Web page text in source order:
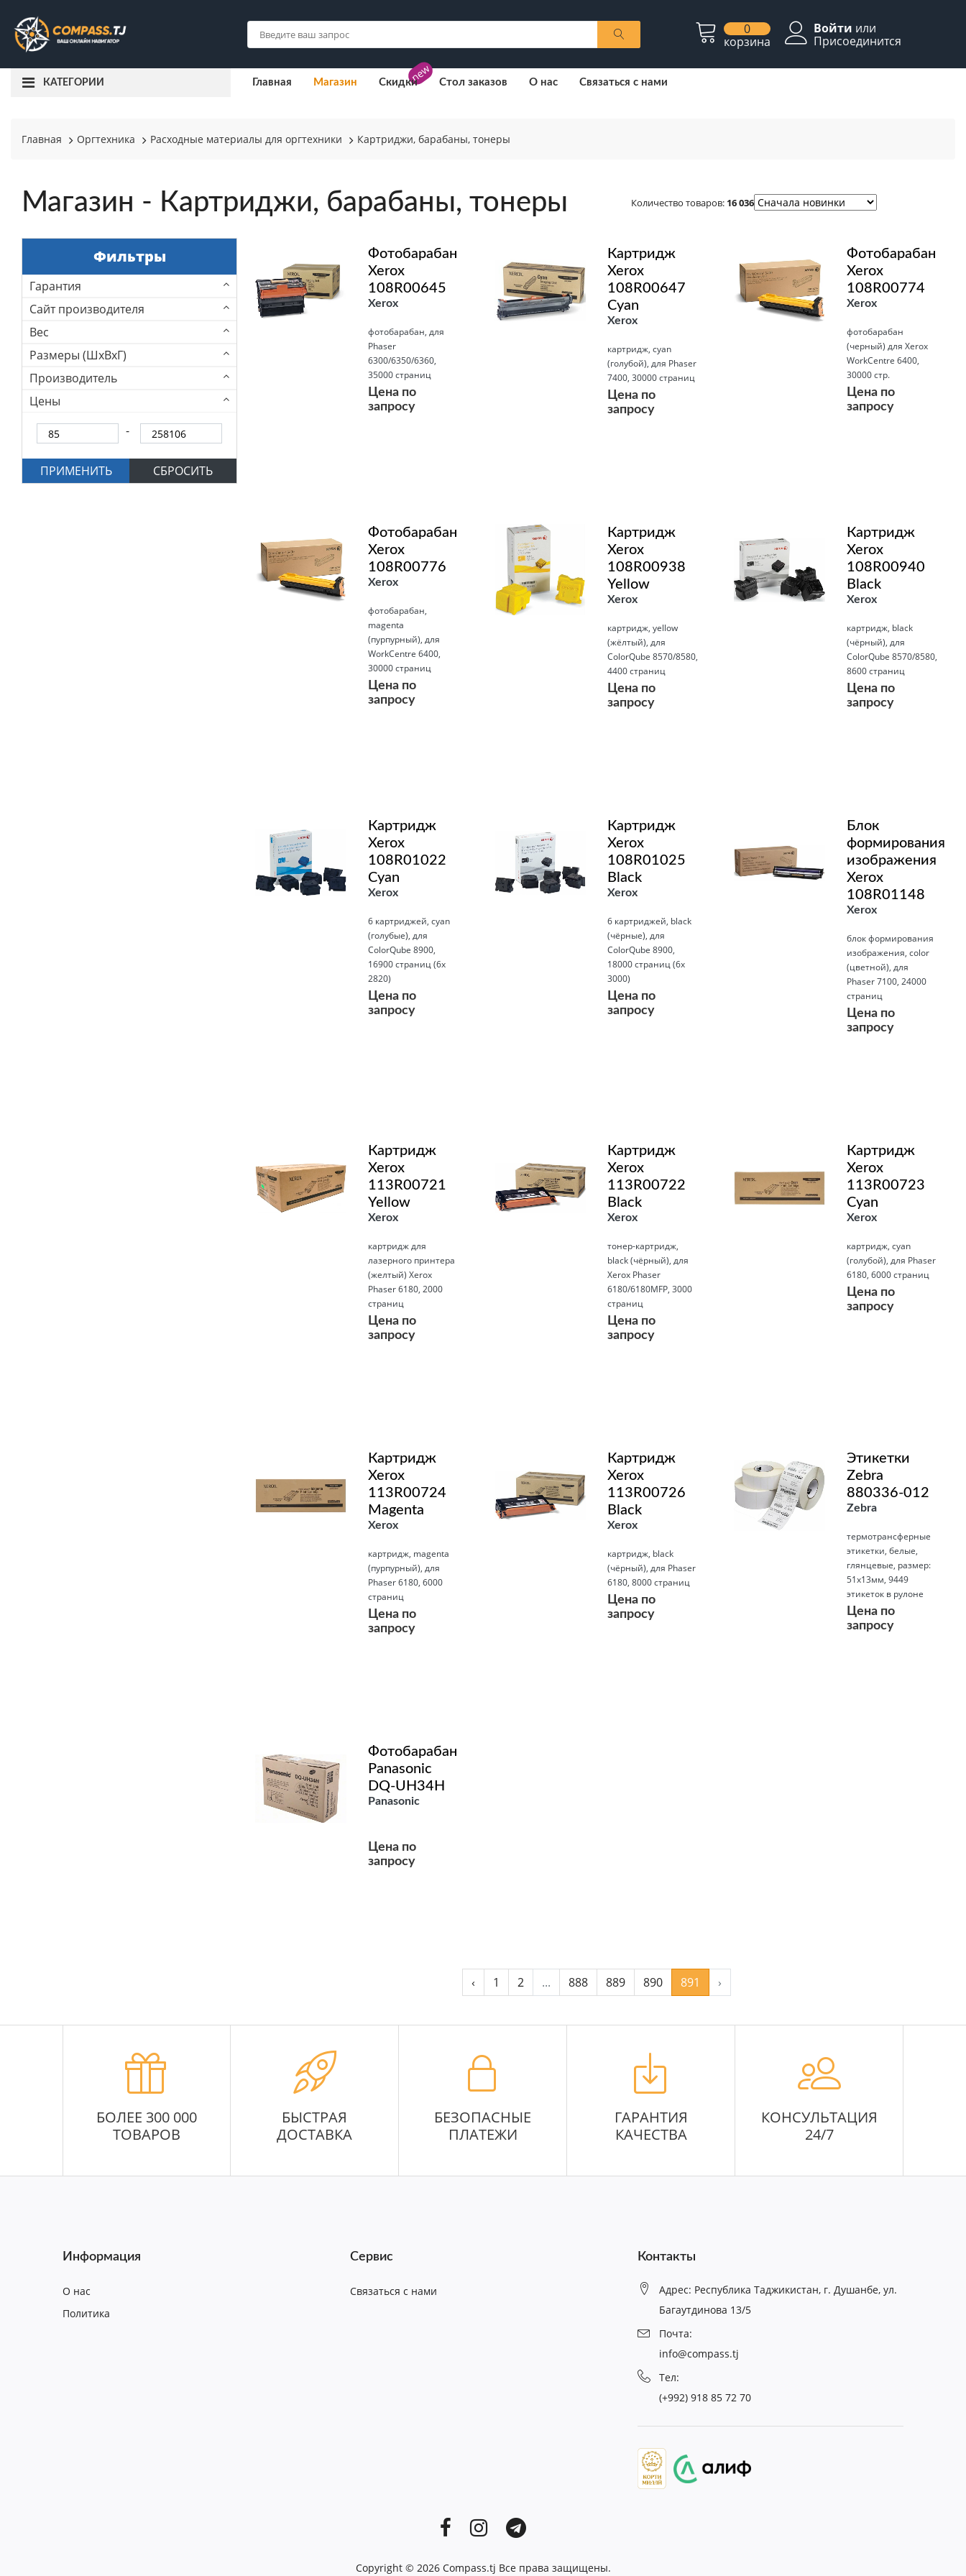
0
корзина
Войти или
Присоединится
КАТЕГОРИИ Главная Магазин new
Скидки Стол заказов О нас Связаться с нами
Главная Оргтехника Расходные материалы для оргтехники Картриджи, барабаны, тонеры
Магазин - Картриджи, барабаны, тонеры Количество товаров: 16 036
Фильтры
Гарантия
Сайт производителя
Вес
Размеры (ШхВхГ)
Производитель
Цены
ПРИМЕНИТЬ СБРОСИТЬ
Фотобарабан
Xerox
108R00645
Xerox
фотобарабан, для
Phaser
6300/6350/6360,
35000 страниц
Цена по
запросу
Картридж
Xerox
108R00647
Cyan
Xerox
картридж, cyan
(голубой), для Phaser
7400, 30000 страниц
Цена по
запросу
Фотобарабан
Xerox
108R00774
Xerox
фотобарабан
(черный) для Xerox
WorkCentre 6400,
30000 стр.
Цена по
запросу
Фотобарабан
Xerox
108R00776
Xerox
фотобарабан,
magenta
(пурпурный), для
WorkCentre 6400,
30000 страниц
Цена по
запросу
Картридж
Xerox
108R00938
Yellow
Xerox
картридж, yellow
(жёлтый), для
ColorQube 8570/8580,
4400 страниц
Цена по
запросу
Картридж
Xerox
108R00940
Black
Xerox
картридж, black
(чёрный), для
ColorQube 8570/8580,
8600 страниц
Цена по
запросу
Картридж
Xerox
108R01022
Cyan
Xerox
6 картриджей, cyan
(голубые), для
ColorQube 8900,
16900 страниц (6x
2820)
Цена по
запросу
Картридж
Xerox
108R01025
Black
Xerox
6 картриджей, black
(чёрные), для
ColorQube 8900,
18000 страниц (6x
3000)
Цена по
запросу
Блок
формирования
изображения
Xerox
108R01148
Xerox
блок формирования
изображения, color
(цветной), для
Phaser 7100, 24000
страниц
Цена по
запросу
Картридж
Xerox
113R00721
Yellow
Xerox
картридж для
лазерного принтера
(желтый) Xerox
Phaser 6180, 2000
страниц
Цена по
запросу
Картридж
Xerox
113R00722
Black
Xerox
тонер-картридж,
black (чёрный), для
Xerox Phaser
6180/6180MFP, 3000
страниц
Цена по
запросу
Картридж
Xerox
113R00723
Cyan
Xerox
картридж, cyan
(голубой), для Phaser
6180, 6000 страниц
Цена по
запросу
Картридж
Xerox
113R00724
Magenta
Xerox
картридж, magenta
(пурпурный), для
Phaser 6180, 6000
страниц
Цена по
запросу
Картридж
Xerox
113R00726
Black
Xerox
картридж, black
(чёрный), для Phaser
6180, 8000 страниц
Цена по
запросу
Этикетки
Zebra
880336-012
Zebra
термотрансферные
этикетки, белые,
глянцевые, размер:
51x13мм, 9449
этикеток в рулоне
Цена по
запросу
Фотобарабан
Panasonic
DQ-UH34H
Panasonic
Цена по
запросу
‹ 1 2 ... 888 889 890 891 ›
БОЛЕЕ 300 000
ТОВАРОВ
БЫСТРАЯ
ДОСТАВКА
БЕЗОПАСНЫЕ
ПЛАТЕЖИ
ГАРАНТИЯ
КАЧЕСТВА
КОНСУЛЬТАЦИЯ
24/7
Информация
О нас
Политика
Сервис
Связаться с нами
Контакты
Адрес: Республика Таджикистан, г. Душанбе, ул.
Багаутдинова 13/5
Почта:
info@compass.tj
Тел:
(+992) 918 85 72 70
Copyright © 2026 Compass.tj Все права защищены.